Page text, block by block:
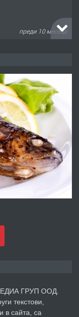
преди 10 месеца
преди 1 година
преди 1 година
на Ангел
преди 1 година
ГРУП ООД.
текстови,
в сайта, са